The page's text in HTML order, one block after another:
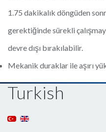
1.75 dakikalık döngüden
gerektiğinde sürekli
devre dışı bırakılabilir.
Mekanik duraklar ile aşırı
Turkish